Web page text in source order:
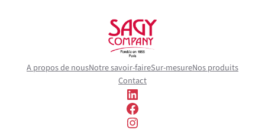
A propos de nousNotre savoir-faireSur-mesureNos produits
Contact
LinkedIn
Facebook
Instagram